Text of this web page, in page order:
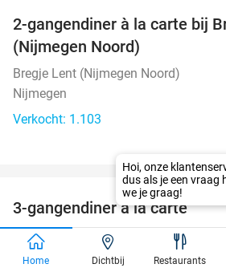
2-gangendiner à la carte bij
(Nijmegen Noord)
Bregje Lent (Nijmegen Noord)
Nijmegen
Verkocht: 1.103
3-gangendiner à la carte
De Valkhoeve
Mill (12 km)
Home Dichtbij Restaurants